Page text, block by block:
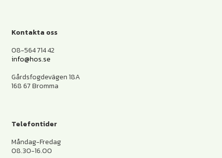
Kontakta oss
08-564 714 42
info@hos.se
Gårdsfogdevägen 18A
168 67 Bromma
Telefontider
Måndag-Fredag
08.30-16.00